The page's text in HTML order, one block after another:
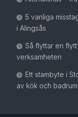
5 vanliga
i Alingsås
Så flyttar en
verksamheten
Ett stambyte i
av kök och badrum